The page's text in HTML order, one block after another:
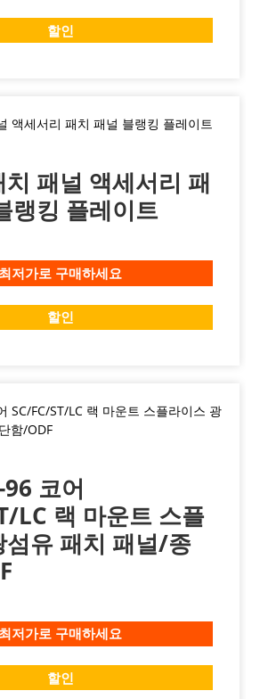
할인
패널 액세서리 패
랭킹 플레이트
최저가로 구매하세요
할인
코어
LC 랙 마운트 스플
섬유 패치 패널/종
최저가로 구매하세요
할인